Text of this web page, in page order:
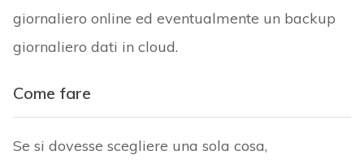
giornaliero online ed eventualmente un backup
giornaliero dati in cloud.
Come fare
Se si dovesse scegliere una sola cosa,